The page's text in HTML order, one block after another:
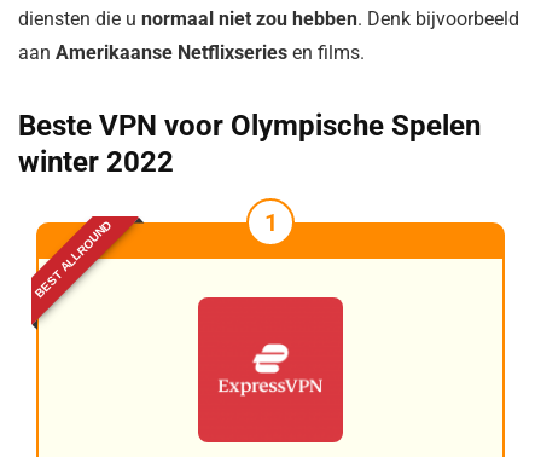
diensten die u normaal niet zou hebben. Denk bijvoorbeeld
aan Amerikaanse Netflixseries en films.
Beste VPN voor Olympische Spelen
winter 2022
BEST ALLROUND 1